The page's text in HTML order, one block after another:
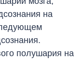
на
полушария на